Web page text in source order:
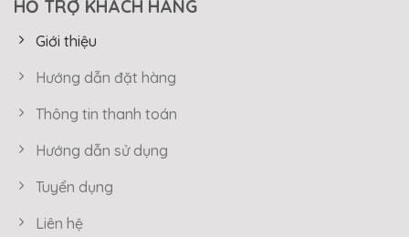
HỖ TRỢ KHÁCH HÀNG
Giới thiệu
Hướng dẫn đặt hàng
Thông tin thanh toán
Hướng dẫn sử dụng
Tuyển dụng
Liên hệ